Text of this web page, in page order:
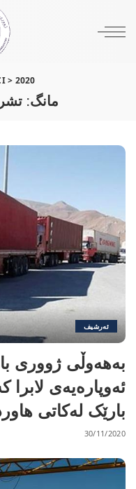
> 2020
مانگ:
ئەرشیف
بەهەوڵی ژووری
ئەوپارەیەی لابرا
بارێک لەکاتی
30/11/2020